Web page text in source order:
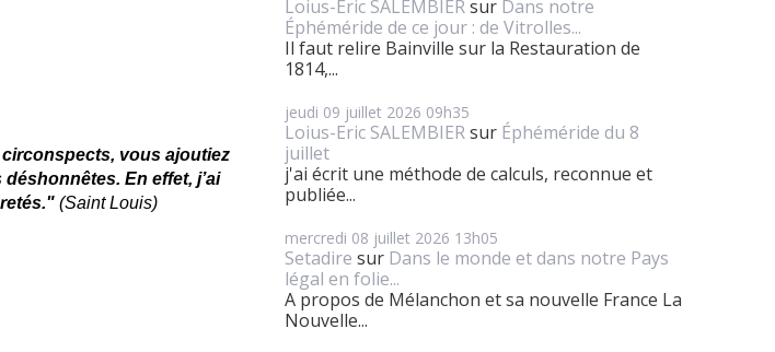
vous ajoutiez
En effet, j’ai
(Saint Louis)
Loius-Eric SALEMBIERsur Dans notre
Éphéméride de ce jour : de Vitrolles...
Il faut relire Bainville sur la Restauration de
1814,...
jeudi 09 juillet 2026 09h35
Loius-Eric SALEMBIERsur Éphéméride du 8
juillet
j'ai écrit une méthode de calculs, reconnue et
publiée...
mercredi 08 juillet 2026 13h05
Setadire sur Dans le monde et dans notre Pays
légal en folie...
A propos de Mélanchon et sa nouvelle France La
Nouvelle...